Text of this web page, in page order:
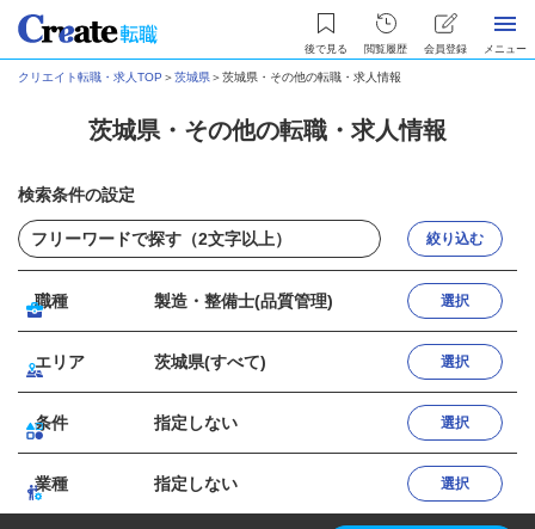
後で見る 閲覧履歴 会員登録 メニュー
クリエイト転職・求人TOP ＞茨城県＞茨城県・その他の転職・求人情報
茨城県・その他の転職・求人情報
検索条件の設定
絞り込む
職種 製造・整備士(品質管理) 選択
エリア 茨城県(すべて) 選択
条件 指定しない 選択
業種 指定しない 選択